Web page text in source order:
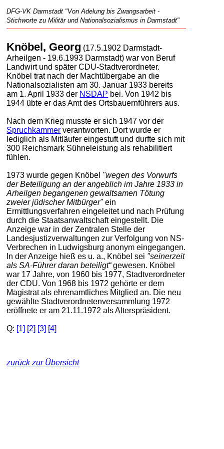
DFG-VK Darmstadt "Von Adelung bis Zwangsarbeit -
Stichworte zu Militär und Nationalsozialismus in Darmstadt"
Knöbel, Georg (17.5.1902 Darmstadt-
Arheilgen - 19.6.1993 Darmstadt) war von Beruf
Landwirt und später CDU-Stadtverordneter.
Knöbel trat nach der Machtübergabe an die
Nationalsozialisten am 30. Januar 1933 bereits
am 1. April 1933 der NSDAP bei. Von 1942 bis
1944 übte er das Amt des Ortsbauernführers aus.
Nach dem Krieg musste er sich 1947 vor der
Spruchkammer verantworten. Dort wurde er
lediglich als Mitläufer eingestuft und durfte sich mit
300 Reichsmark Sühneleistung als rehabilitiert
fühlen.
1973 wurde gegen Knöbel "wegen des Vorwurfs
der Beteiligung an der angeblich im Jahre 1933 in
Arheilgen begangenen gewaltsamen Tötung
zweier jüdischer Mitbürger"ein
Ermittlungsverfahren eingeleitet und nach Prüfung
durch die Staatsanwaltschaft eingestellt. Die
Anzeige war in der Zentralen Stelle der
Landesjustizverwaltungen zur Verfolgung von NS-
Verbrechen in Ludwigsburg anonym eingegangen.
In der Anzeige hieß es u. a., Knöbel sei "seinerzeit
als SA-Führer daran beteiligt“gewesen. Knöbel
war 17 Jahre, von 1960 bis 1977, Stadtverordneter
der CDU. Von 1968 bis 1972 gehörte er dem
Magistrat als ehrenamtliches Mitglied an. Die neu
gewählte Stadtverordnetenversammlung 1972
eröffnete er am 21.11.1972 als Alterspräsident.
Q: [1] [2] [3] [4]
zurück zur Übersicht